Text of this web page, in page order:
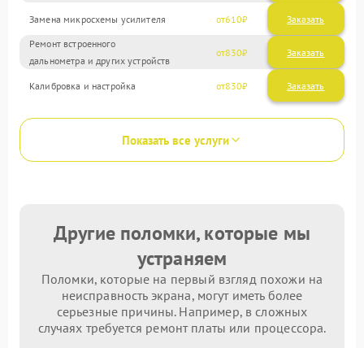
Замена микросхемы усилителя 610
Ремонт встроенного
дальнометра и других устройств
830
Калибровка и настройка 830
Показать все услуги
Другие поломки, которые мы
устраняем
Поломки, которые на первый взгляд похожи на
неисправность экрана, могут иметь более
серьезные причины. Например, в сложных
случаях требуется ремонт платы или процессора.